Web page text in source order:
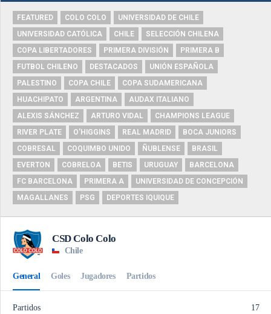
FEATURED COLO COLO
UNIVERSIDAD DE CHILE
UNIVERSIDAD CATÓLICA
CHILE
SELECCIÓN CHILENA
COPA LIBERTADORES
PRIMERA DIVISIÓN
PRIMERA B
FUTBOL CHILENO
DESTACADOS
UNIÓN ESPAÑOLA
PALESTINO
COPA CHILE
COPA SUDAMERICANA
HUACHIPATO
ARGENTINA
AUDAX ITALIANO
ALEXIS SÁNCHEZ
ARTURO VIDAL
CHAMPIONS LEAGUE
RIVER PLATE
O'HIGGINS REAL MADRID
BOCA JUNIORS
COBRESAL
COQUIMBO UNIDO ÑUBLENSE
BRASIL
EVERTON
COBRELOA BETIS URUGUAY
BARCELONA
FC BARCELONA
PRIMERA A
UNIVERSIDAD DE CONCEPCIÓN
MAGALLANES
PSG DEPORTES IQUIQUE